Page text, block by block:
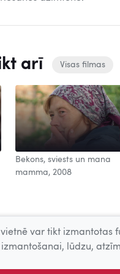
arī Visas filmas
Bekons, sviests un mana
mamma, 2008
var tikt izmantotas
lūdzu,